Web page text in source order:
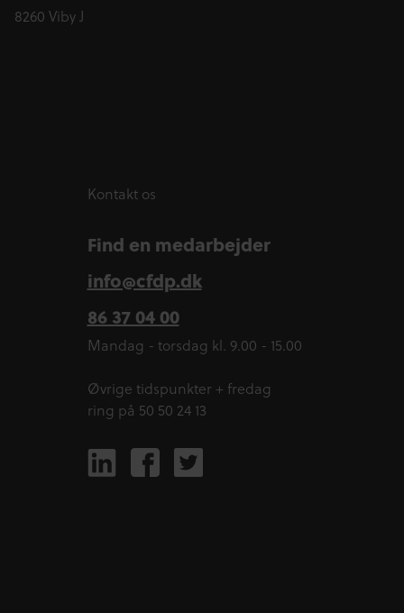
8260 Viby J
Kontakt os
Find en medarbejder
info@cfdp.dk
86 37 04 00
Mandag - torsdag kl. 9.00 - 15.00
Øvrige tidspunkter + fredag
ring på 50 50 24 13